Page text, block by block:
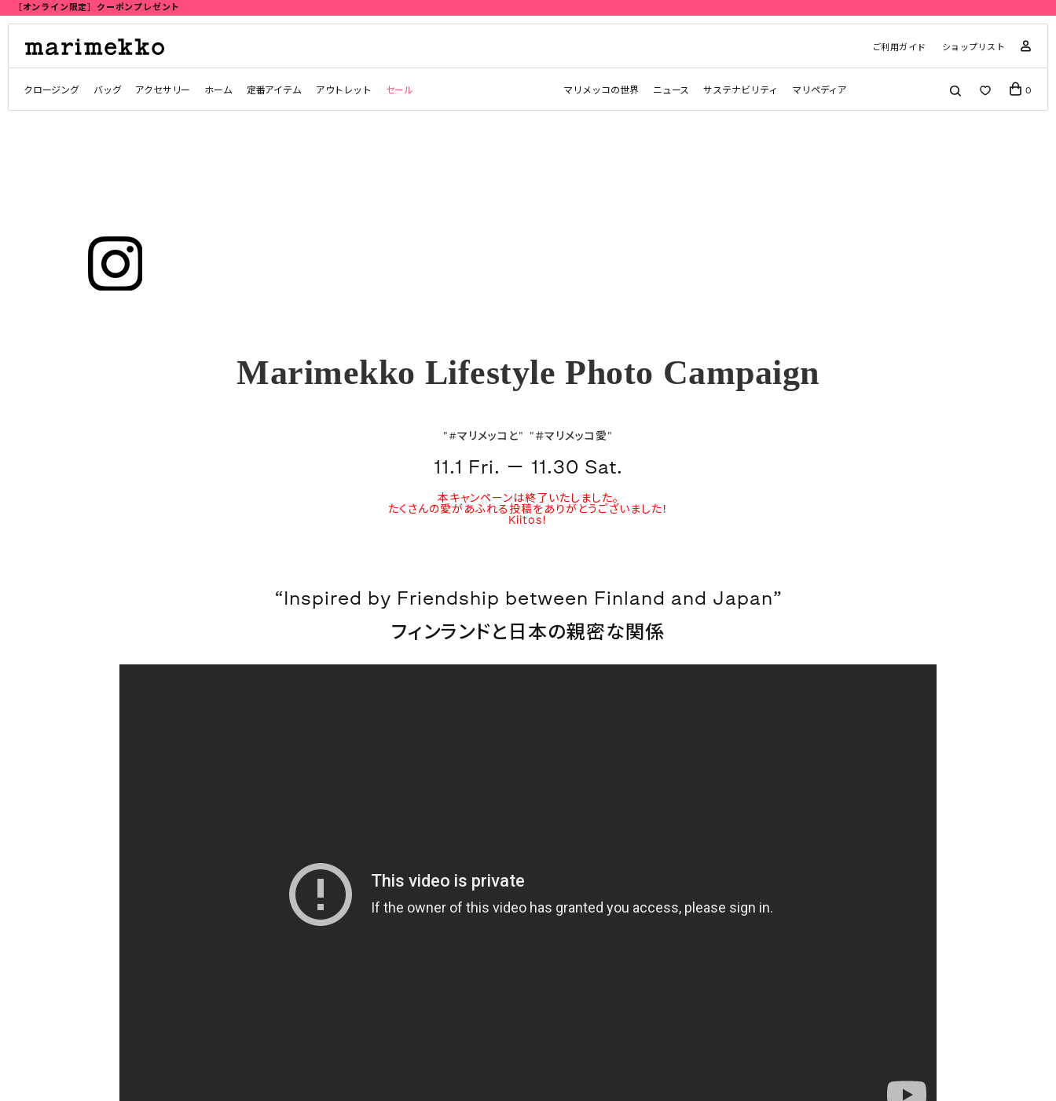
ご利用ガイド ショップリスト
クロージング バッグ アクセサリー ホーム 定番アイテム アウトレット セール マリメッコの世界 ニュース サステナビリティ マリペディア 0
Marimekko Lifestyle Photo Campaign
"#マリメッコと" "＃マリメッコ愛"
11.1 Fri. － 11.30 Sat.
本キャンペーンは終了いたしました。
たくさんの愛があふれる投稿をありがとうございました！
Kiitos！
“Inspired by Friendship between Finland and Japan”
フィンランドと日本の親密な関係